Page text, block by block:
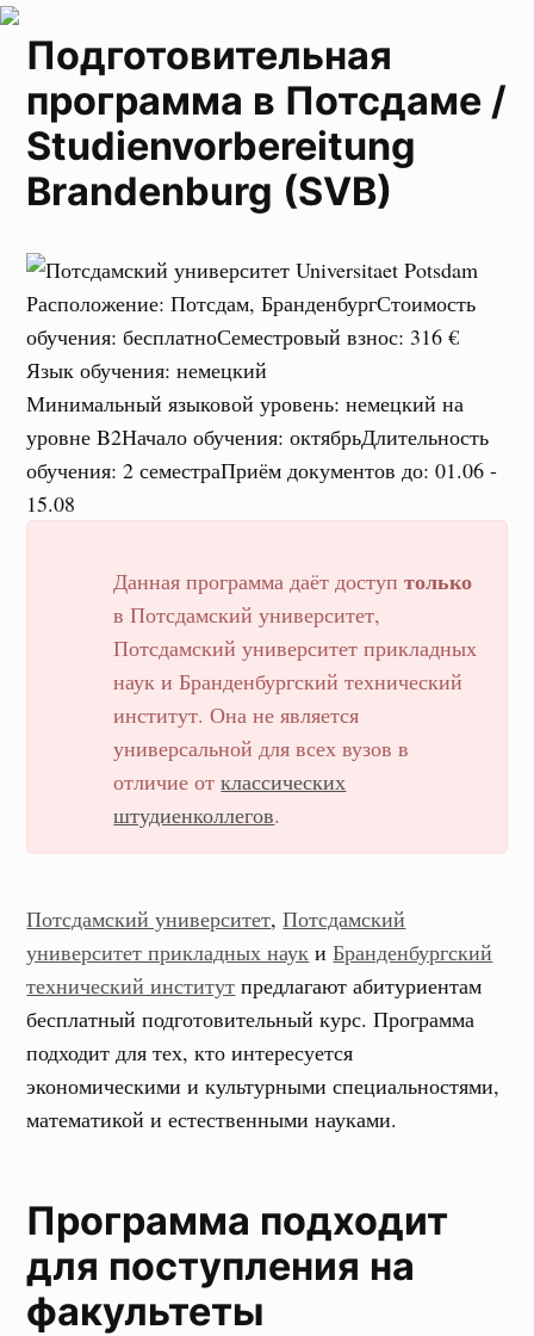
Подготовительная
программа в Потсдаме /
Studienvorbereitung
Brandenburg (SVB)
Расположение:Потсдам, БранденбургСтоимость
обучения:бесплатноСеместровый взнос: 316 €
Язык обучения:немецкий
Минимальный языковой уровень:немецкий на
уровне B2Начало обучения:октябрьДлительность
обучения:2 семестраПриём документов до:01.06 -
15.08
Данная программа даёт доступтолько
вПотсдамский университет,
Потсдамский университет прикладных
наук иБранденбургский технический
институт. Она не является
универсальной для всех вузов в
отличие отклассических
штудиенколлегов.
Потсдамский университет,Потсдамский
университет прикладных наук иБранденбургский
технический институт предлагают абитуриентам
бесплатный подготовительный курс. Программа
подходит для тех, кто интересуется
экономическими и культурными специальностями,
математикой и естественными науками.
Программа подходит
для поступления на
факультеты